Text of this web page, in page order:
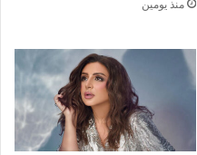
منذ يومين